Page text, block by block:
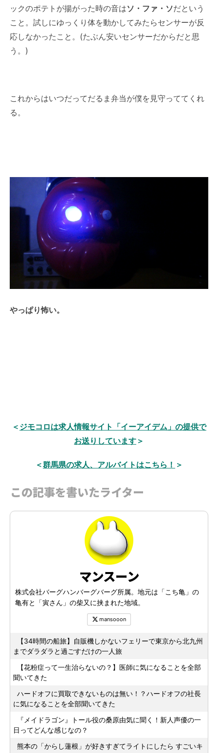
ックのポテトが揚がった時の音はソ・ファ・ソだという
こと。試しにゆっくり体を動かしてみたらセンサーが反
応しなかったこと。(たぶん安いセンサーだからだと思
う。)
これからはいつだってだるま弁当が僕を見守っててくれ
る。
やっぱり怖い。
＜ ジモコロは求人情報サイト「イーアイデム」の提供で
お送りしています ＞
＜群馬県の求人、アルバイトはこちら！ ＞
この記事を書いたライター
マンスーン
株式会社バーグハンバーグバーグ所属。地元は「こち亀」の
亀有と「寅さん」の柴又に挟まれた地域。
mansooon
【34時間の船旅】自販機しかないフェリーで東京から北九州
までダラダラと過ごすだけの一人旅
【花粉症って一生治らないの？】医師に気になることを全部
聞いてきた
ハードオフに買取できないものは無い！？ハードオフの社長
に気になることを全部聞いてきた
『メイドラゴン』トール役の桑原由気に聞く！新人声優の一
日ってどんな感じなの？
熊本の「からし蓮根」が好きすぎてライトにしたら すごいキ